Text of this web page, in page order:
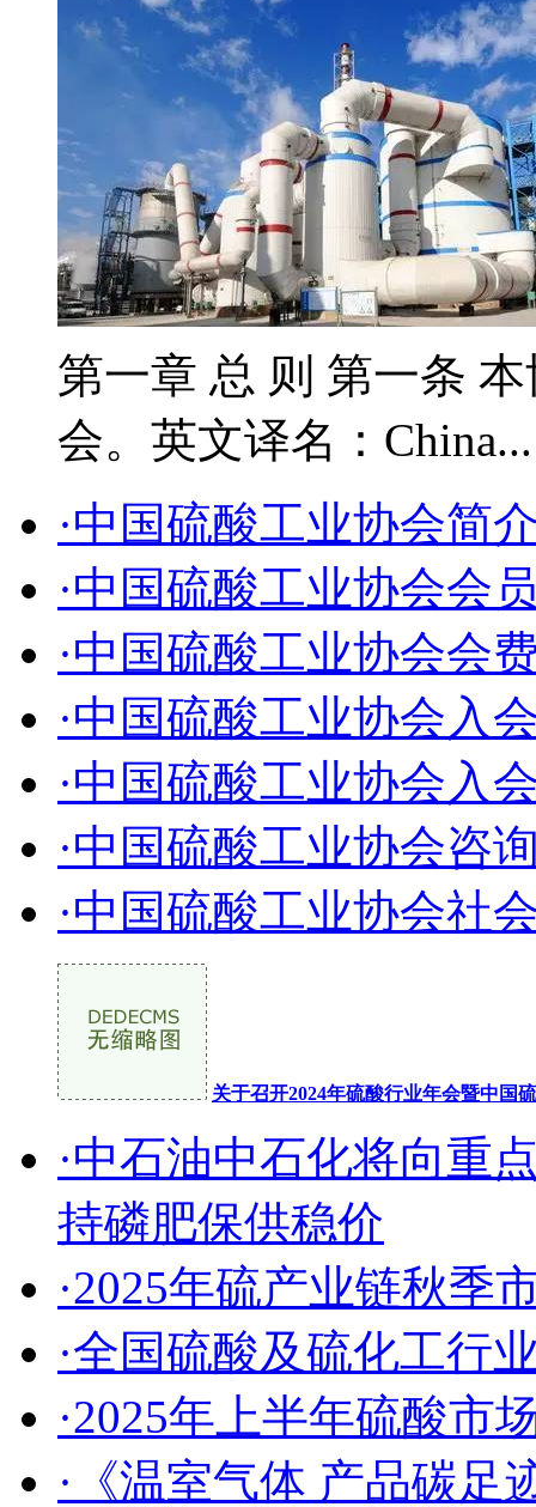
第一章 总 则 第一条
会。英文译名：
·中国硫酸工业协会简
·中国硫酸工业协会会
·中国硫酸工业协会会
·中国硫酸工业协会入
·中国硫酸工业协会入
·中国硫酸工业协会咨
·中国硫酸工业协会社
关于召开2024年硫酸行业年会暨中国
·中石油中石化将向重
持磷肥保供稳价
·2025年硫产业链秋季
·全国硫酸及硫化工行
·2025年上半年硫酸市
·《温室气体 产品碳足